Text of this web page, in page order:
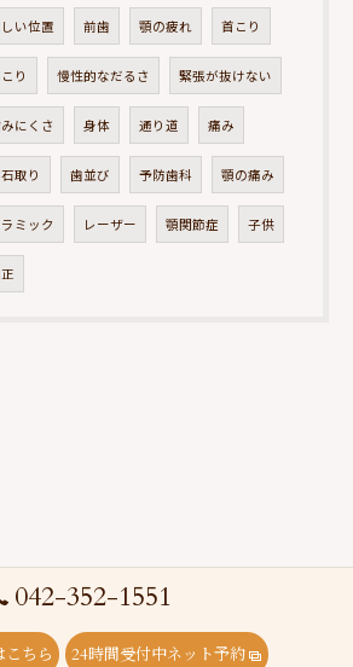
い位置 前歯 顎の疲れ 首こり
り 慢性的なだるさ 緊張が抜けない
にくさ 身体 通り道 痛み
取り 歯並び 予防歯科 顎の痛み
ミック レーザー 顎関節症 子供
042-352-1551
こちら 24時間受付中ネット予約